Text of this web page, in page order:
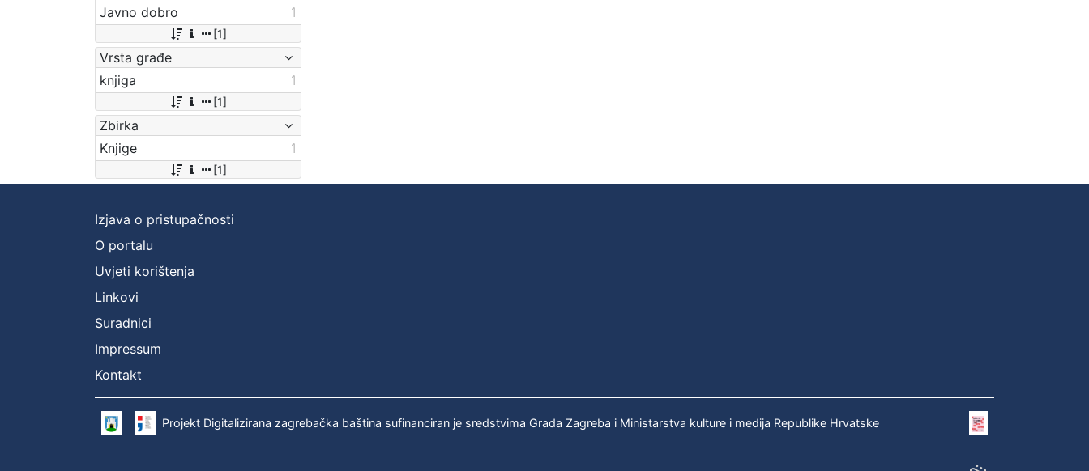
Javno dobro
1
[1]
Vrsta građe
knjiga
1
[1]
Zbirka
Knjige
1
[1]
Izjava o pristupačnosti
O portalu
Uvjeti korištenja
Linkovi
Suradnici
Impressum
Kontakt
Projekt Digitalizirana zagrebačka baština sufinanciran je sredstvima Grada Zagreba i Ministarstva kulture i medija Republike Hrvatske